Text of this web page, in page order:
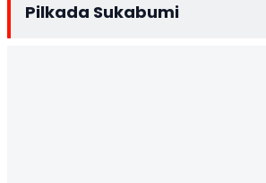
Pilkada Sukabumi